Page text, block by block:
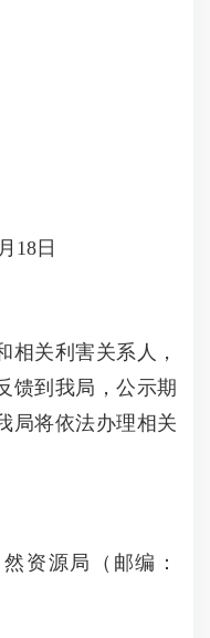
18日
关利害关系人，
馈到我局，公示期
局将依法办理相关
资源局（邮编：